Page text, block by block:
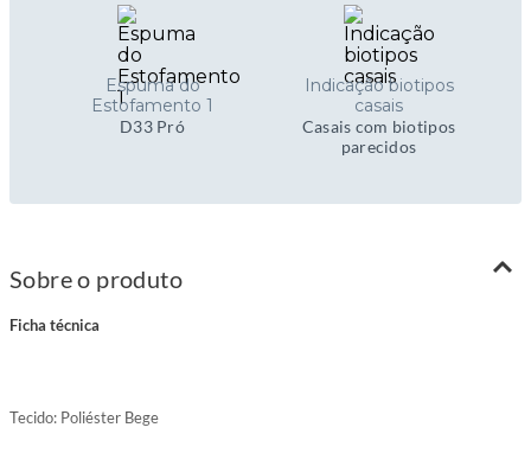
Espuma do
Estofamento 1
D33 Pró
Indicação biotipos
casais
Casais com biotipos
parecidos
Sobre o produto
Ficha técnica
Tecido: Poliéster Bege